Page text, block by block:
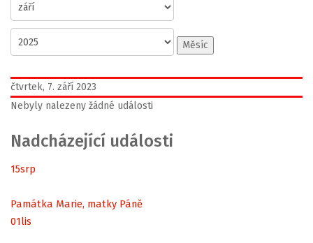
Měsíc
čtvrtek, 7. září 2023
Nebyly nalezeny žádné události
Nadcházející události
15srp
Památka Marie, matky Páně
01lis